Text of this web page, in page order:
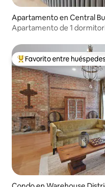
Apartamento en Central
Apartamento de 1
Favorito entre huéspedes
Favorito entre huéspedes